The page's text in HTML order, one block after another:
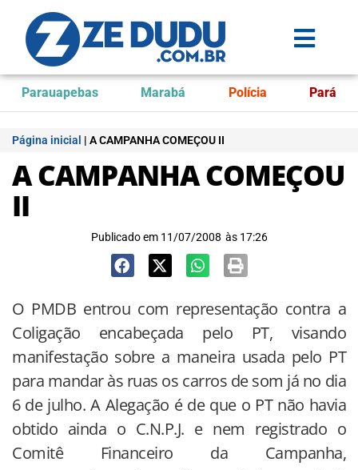
Parauapebas Marabá Polícia Pará
Página inicial | A CAMPANHA COMEÇOU II
A CAMPANHA COMEÇOU
II
Publicado em 11/07/2008 às 17:26
O PMDB entrou com representação contra a
Coligação encabeçada pelo PT, visando
manifestação sobre a maneira usada pelo PT
para mandar às ruas os carros de som já no dia
6 de julho. A Alegação é de que o PT não havia
obtido ainda o C.N.P.J. e nem registrado o
Comitê Financeiro da Campanha,